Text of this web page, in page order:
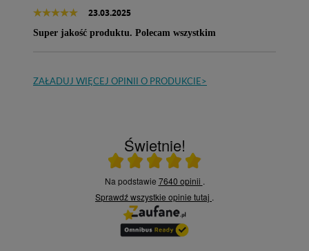
23.03.2025
Super jakość produktu. Polecam wszystkim
ZAŁADUJ WIĘCEJ OPINII O PRODUKCIE>
Świetnie!
Ocena średnia 5 na 5
Na podstawie 7640 opinii .
Sprawdź wszystkie opinie tutaj .